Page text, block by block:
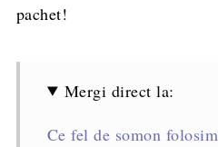
pachet!
Mergi direct la:
Ce fel de somon folosim